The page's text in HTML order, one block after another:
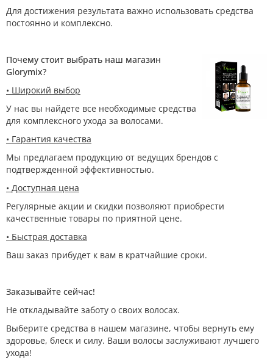
Для достижения результата важно использовать средства
постоянно и комплексно.
Почему стоит выбрать наш магазин
Glorymix?
• Широкий выбор
У нас вы найдете все необходимые средства
для комплексного ухода за волосами.
• Гарантия качества
Мы предлагаем продукцию от ведущих брендов с
подтвержденной эффективностью.
• Доступная цена
Регулярные акции и скидки позволяют приобрести
качественные товары по приятной цене.
• Быстрая доставка
Ваш заказ прибудет к вам в кратчайшие сроки.
Заказывайте сейчас!
Не откладывайте заботу о своих волосах.
Выберите средства в нашем магазине, чтобы вернуть ему
здоровье, блеск и силу. Ваши волосы заслуживают лучшего
ухода!